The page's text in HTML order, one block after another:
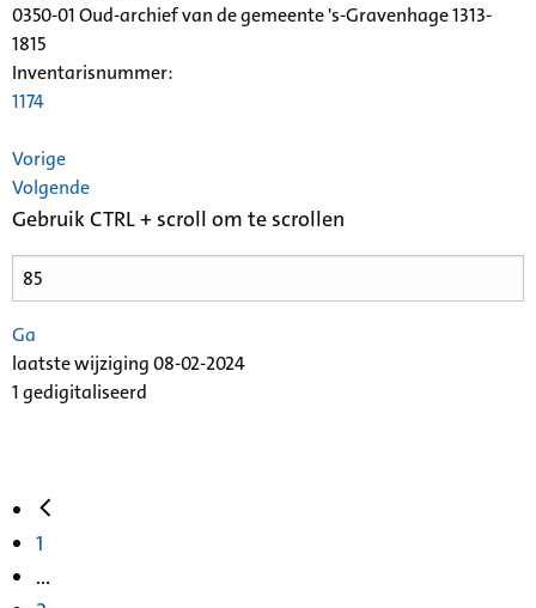
0350-01 Oud-archief van de gemeente 's-Gravenhage 1313-
1815
Inventarisnummer:
1174
Vorige
Volgende
Gebruik CTRL + scroll om te scrollen
Ga
laatste wijziging 08-02-2024
1 gedigitaliseerd
1
...